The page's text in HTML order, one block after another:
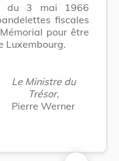
du 3 mai 1966
fiscales
pour être
Luxembourg.
Le Ministre du
Trésor,
Pierre Werner